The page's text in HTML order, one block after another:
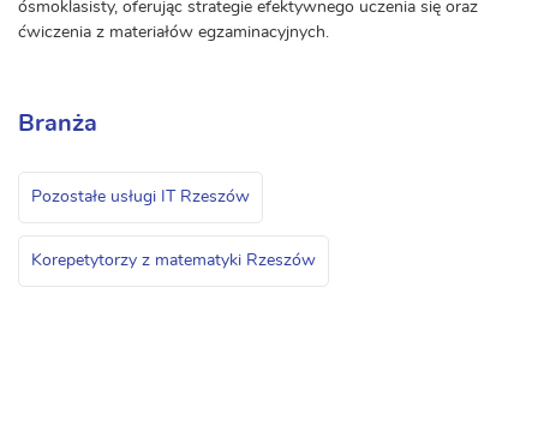
ósmoklasisty, oferując strategie efektywnego uczenia się oraz
ćwiczenia z materiałów egzaminacyjnych.
Branża
Pozostałe usługi IT Rzeszów
Korepetytorzy z matematyki Rzeszów